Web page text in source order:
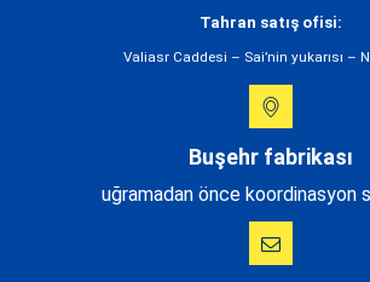
Tahran satış ofisi:
Valiasr Caddesi – Sai’nin yukarısı –
Buşehr fabrikası
uğramadan önce koordinasyon